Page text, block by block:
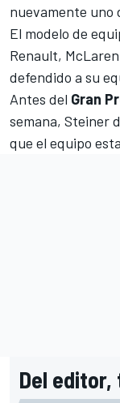
nuevamente uno
El modelo de
Renault,
defendido a su
Antes del Gran
semana, Steiner
que el equipo
Del editor,